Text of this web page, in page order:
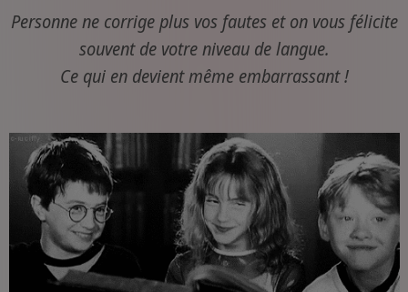
Personne ne corrige plus vos fautes et on vous félicite
souvent de votre niveau de langue.
Ce qui en devient même embarrassant !